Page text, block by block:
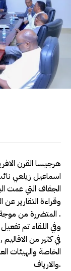
هرجيسا القرن
اسماعيل زيلعي
الجفاف التي عمت
وقراءة التقارير
المتضررة من موجةالجفاف الحالية .
وفي اللقاء تم
في كثير من
الخاصة والهيئات
والارياف.